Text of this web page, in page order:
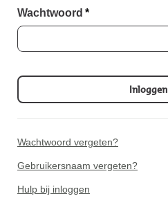
Wachtwoord *
Inloggen
Wachtwoord vergeten?
Gebruikersnaam vergeten?
Hulp bij inloggen